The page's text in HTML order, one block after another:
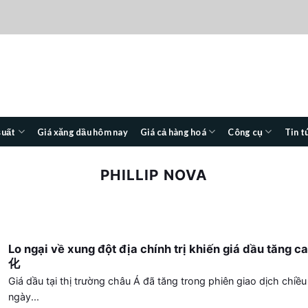
Giá xăng dầu hôm nay Giá cả hàng hoá Công cụ Tin
PHILLIP NOVA
Lo ngại về xung đột địa chính trị khiến giá dầu tăng
化
Giá dầu tại thị trường châu Á đã tăng trong phiên giao dịch chiều
ngày...